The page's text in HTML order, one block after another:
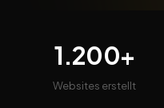
1.200+
Websites erstellt